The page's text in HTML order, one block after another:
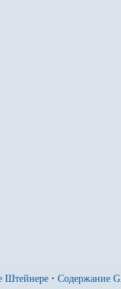
Штейнере · Содержание